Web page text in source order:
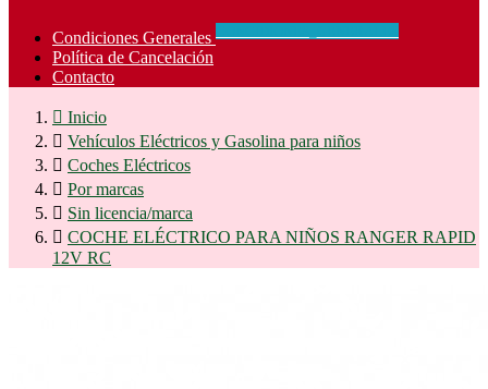
Condiciones Generales
Política de Cancelación
Contacto
 Inicio
 Vehículos Eléctricos y Gasolina para niños
 Coches Eléctricos
 Por marcas
 Sin licencia/marca
 COCHE ELÉCTRICO PARA NIÑOS RANGER RAPID
12V RC